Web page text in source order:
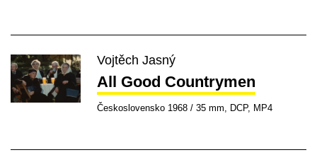
Vojtěch Jasný
All Good Countrymen
Československo 1968 / 35 mm, DCP, MP4